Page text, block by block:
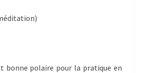
bonne polaire pour la pratique en